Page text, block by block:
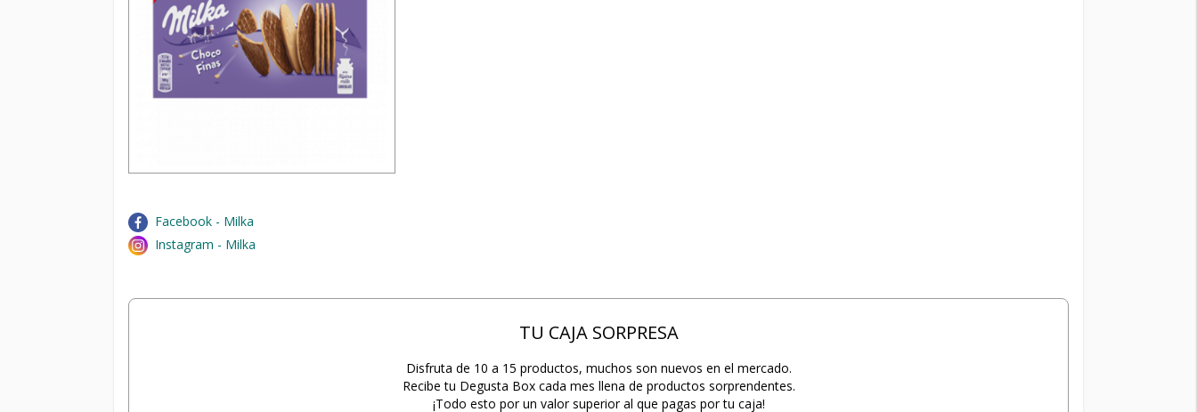
Facebook - Milka
Instagram - Milka
TU CAJA SORPRESA
Disfruta de 10 a 15 productos, muchos son nuevos en el mercado.
Recibe tu Degusta Box cada mes llena de productos sorprendentes.
¡Todo esto por un valor superior al que pagas por tu caja!